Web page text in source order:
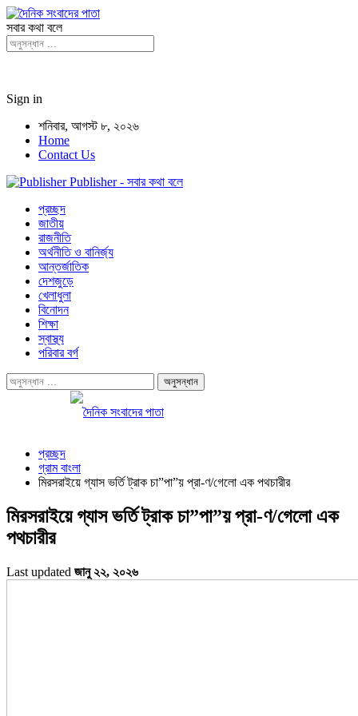
সবার কথা বলে
Sign in
শনিবার, আগস্ট ৮, ২০২৬
Home
Contact Us
Publisher - সবার কথা বলে
প্রচ্ছদ
জাতীয়
রাজনীতি
অর্থনীতি ও বানির্জ্য
আন্তর্জাতিক
দেশজুড়ে
খেলাধুলা
বিনোদন
শিক্ষা
স্বাস্থ্য
পরিবার বর্গ
প্রচ্ছদ
গ্রাম বাংলা
মিরসরাইয়ে গ্যাস ভর্তি ট্রাক চা”পা”য় প্রা-ণ/গেলো এক পথচারীর
মিরসরাইয়ে গ্যাস ভর্তি ট্রাক চা”পা”য় প্রা-ণ/গেলো এক
পথচারীর
Last updated জানু ২২, ২০২৬